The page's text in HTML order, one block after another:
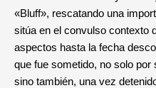
«Bluff», rescatando una
sitúa en el convulso contexto
aspectos hasta la fecha
que fue sometido, no solo
sino también, una vez